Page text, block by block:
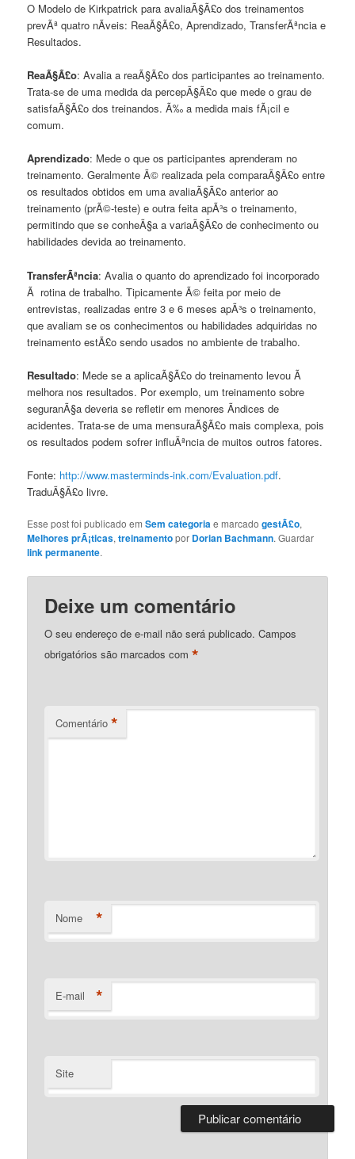
O Modelo de Kirkpatrick para avaliaÃ§Ã£o dos treinamentos
prevÃª quatro nÃ­veis: ReaÃ§Ã£o, Aprendizado, TransferÃªncia e
Resultados.
ReaÃ§Ã£o: Avalia a reaÃ§Ã£o dos participantes ao treinamento.
Trata-se de uma medida da percepÃ§Ã£o que mede o grau de
satisfaÃ§Ã£o dos treinandos. Ã‰ a medida mais fÃ¡cil e
comum.
Aprendizado: Mede o que os participantes aprenderam no
treinamento. Geralmente Ã© realizada pela comparaÃ§Ã£o entre
os resultados obtidos em uma avaliaÃ§Ã£o anterior ao
treinamento (prÃ©-teste) e outra feita apÃ³s o treinamento,
permitindo que se conheÃ§a a variaÃ§Ã£o de conhecimento ou
habilidades devida ao treinamento.
TransferÃªncia: Avalia o quanto do aprendizado foi incorporado
Ã rotina de trabalho. Tipicamente Ã© feita por meio de
entrevistas, realizadas entre 3 e 6 meses apÃ³s o treinamento,
que avaliam se os conhecimentos ou habilidades adquiridas no
treinamento estÃ£o sendo usados no ambiente de trabalho.
Resultado: Mede se a aplicaÃ§Ã£o do treinamento levou Ã
melhora nos resultados. Por exemplo, um treinamento sobre
seguranÃ§a deveria se refletir em menores Ã­ndices de
acidentes. Trata-se de uma mensuraÃ§Ã£o mais complexa, pois
os resultados podem sofrer influÃªncia de muitos outros fatores.
Fonte: http://www.masterminds-ink.com/Evaluation.pdf.
TraduÃ§Ã£o livre.
Esse post foi publicado emSem categoriae marcadogestÃ£o,
Melhores prÃ¡ticas,treinamentopor Dorian Bachmann. Guardar
link permanente.
Deixe um comentário
O seu endereço de e-mail não será publicado. Campos
obrigatórios são marcados com*
Comentário *
Nome *
E-mail *
Site